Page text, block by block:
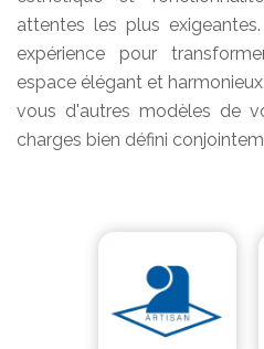
attentes les plus
expérience pour
espace élégant et
vous d'autres modèles de
charges bien défini